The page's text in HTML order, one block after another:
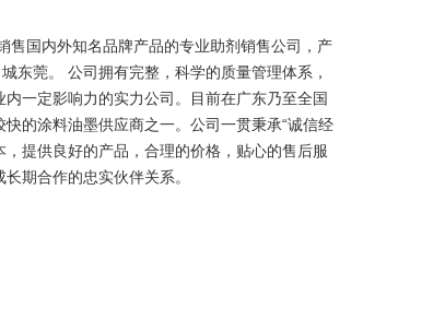
售国内外知名品牌产品的专业助剂销售公司，产
东莞。 公司拥有完整，科学的质量管理体系，
一定影响力的实力公司。目前在广东乃至全国
的涂料油墨供应商之一。公司一贯秉承“诚信经
提供良好的产品，合理的价格，贴心的售后服
期合作的忠实伙伴关系。